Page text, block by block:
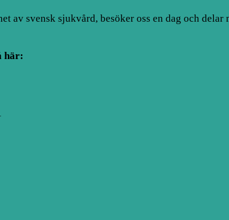
av svensk sjukvård, besöker oss en dag och
här: